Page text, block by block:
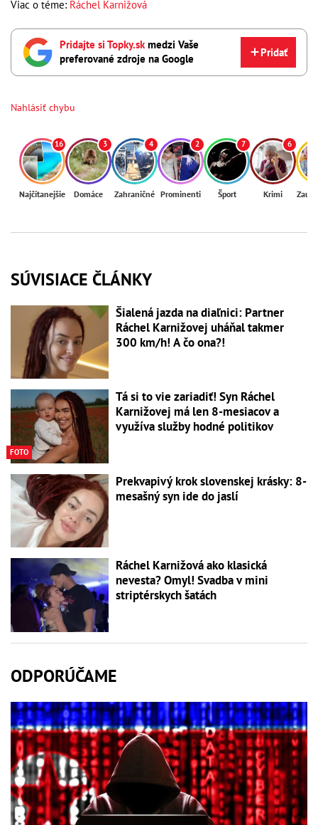
Viac o téme: Ráchel Karnižová
Pridajte si Topky.skmedzi Vaše
preferované zdroje na Google
Pridať
Nahlásiť chybu
16
Najčítanejšie
3
Domáce
4
Zahraničné
2
Prominenti
7
Šport
6
Krimi
SÚVISIACE ČLÁNKY
Šialená jazda na diaľnici: Partner
Ráchel Karnižovej uháňal takmer
300 km/h! A čo ona?!
FOTO
Tá si to vie zariadiť! Syn Ráchel
Karnižovej má len 8-mesiacov a
využíva služby hodné politikov
Prekvapivý krok slovenskej krásky: 8-
mesašný syn ide do jaslí
Ráchel Karnižová ako klasická
nevesta? Omyl! Svadba v mini
striptérskych šatách
ODPORÚČAME